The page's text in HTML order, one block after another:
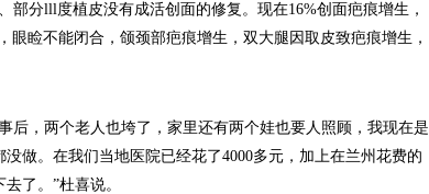
分lll度植皮没有成活创面的修复。现在16%创面疤痕增生，
眼睑不能闭合，颌颈部疤痕增生，双大腿因取皮致疤痕增生，
，两个老人也垮了，家里还有两个娃也要人照顾，我现在是
做。在我们当地医院已经花了4000多元，加上在兰州花费的
了。”杜喜说。